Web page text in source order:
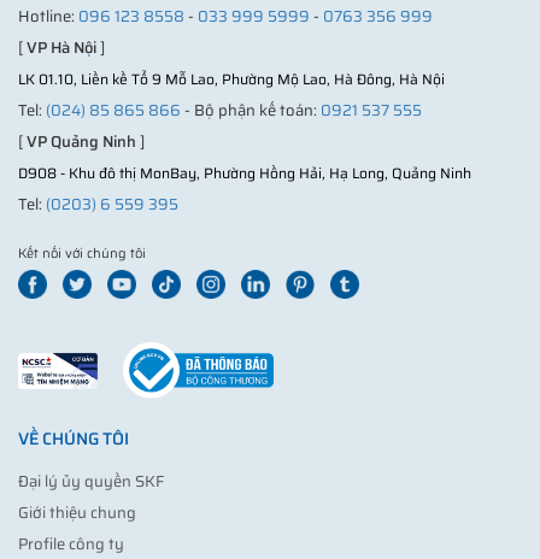
Hotline: 096 123 8558- 033 999 5999- 0763 356 999
[VP Hà Nội]
LK 01.10, Liền kề Tổ 9 Mỗ Lao, Phường Mộ Lao, Hà Đông, Hà Nội
Tel: (024) 85 865 866- Bộ phận kế toán: 0921 537 555
[VP Quảng Ninh]
D908 - Khu đô thị MonBay, Phường Hồng Hải, Hạ Long, Quảng Ninh
Tel: (0203) 6 559 395
Kết nối với chúng tôi
VỀ CHÚNG TÔI
Đại lý ủy quyền SKF
Giới thiệu chung
Profile công ty